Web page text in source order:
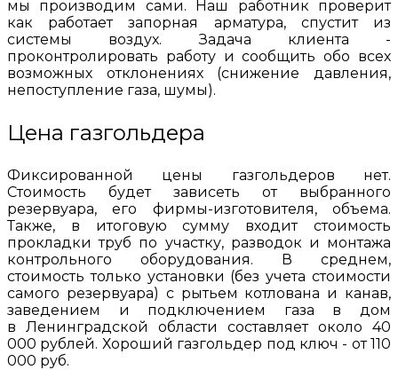
мы производим сами. Наш работник проверит
как работает запорная арматура, спустит из
системы воздух. Задача клиента -
проконтролировать работу и сообщить обо всех
возможных отклонениях (снижение давления,
непоступление газа, шумы).
Цена газгольдера
Фиксированной цены газгольдеров нет.
Стоимость будет зависеть от выбранного
резервуара, его фирмы-изготовителя, объема.
Также, в итоговую сумму входит стоимость
прокладки труб по участку, разводок и монтажа
контрольного оборудования. В среднем,
стоимость только установки (без учета стоимости
самого резервуара) с рытьем котлована и канав,
заведением и подключением газа в дом
в Ленинградской области составляет около 40
000 рублей. Хороший газгольдер под ключ - от 110
000 руб.